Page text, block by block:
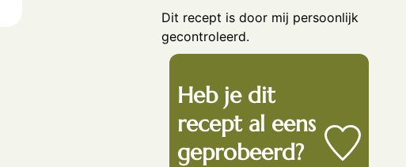
Dit recept is door mij persoonlijk
gecontroleerd.
Heb je dit
recept al eens
geprobeerd?